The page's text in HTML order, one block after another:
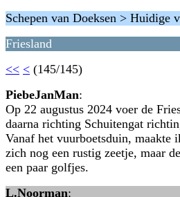
Schepen van Doeksen > Huidige
Friesland
<< < (145/145)
PiebeJanMan:
Op 22 augustus 2024 voer de
daarna richting Schuitengat
Vanaf het vuurboetsduin, maakte
zich nog een rustig zeetje, maar
een paar golfjes.
L.Noorman: